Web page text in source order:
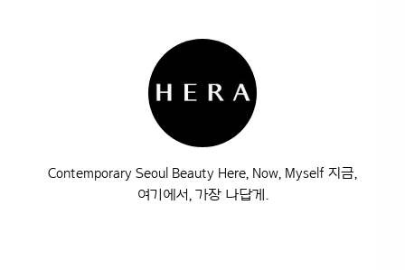
Contemporary Seoul Beauty Here, Now, Myself 지금,
여기에서, 가장 나답게.